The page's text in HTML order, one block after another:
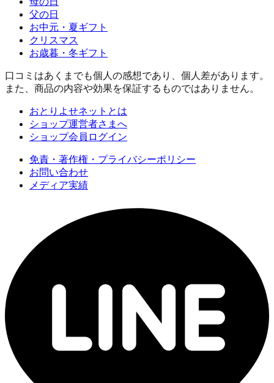
父の日
お中元・夏ギフト
クリスマス
お歳暮・冬ギフト
口コミはあくまでも個人の感想であり、個人差があります。
また、商品の内容や効果を保証するものではありません。
おとりよせネットとは
ショップ運営者さまへ
ショップ会員ログイン
免責・著作権・プライバシーポリシー
お問い合わせ
メディア実績